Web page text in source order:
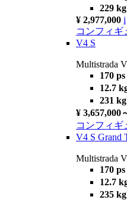
229 kg
¥ 2,977,000 i
コンフィギ
V4 S
Multistrada
170 ps
12.7
231 kg
¥ 3,657,000
コンフィギ
V4 S Grand
Multistrada
170 ps
12.7
235 kg